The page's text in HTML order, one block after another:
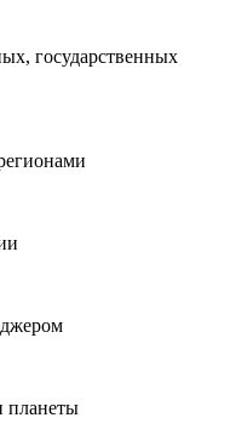
государственных
планеты